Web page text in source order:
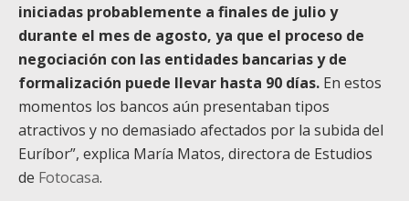
iniciadas probablemente a finales de julio y
durante el mes de agosto, ya que el proceso de
negociación con las entidades bancarias y de
formalización puede llevar hasta 90 días. En estos
momentos los bancos aún presentaban tipos
atractivos y no demasiado afectados por la subida del
Euríbor”, explica María Matos, directora de Estudios
de Fotocasa.